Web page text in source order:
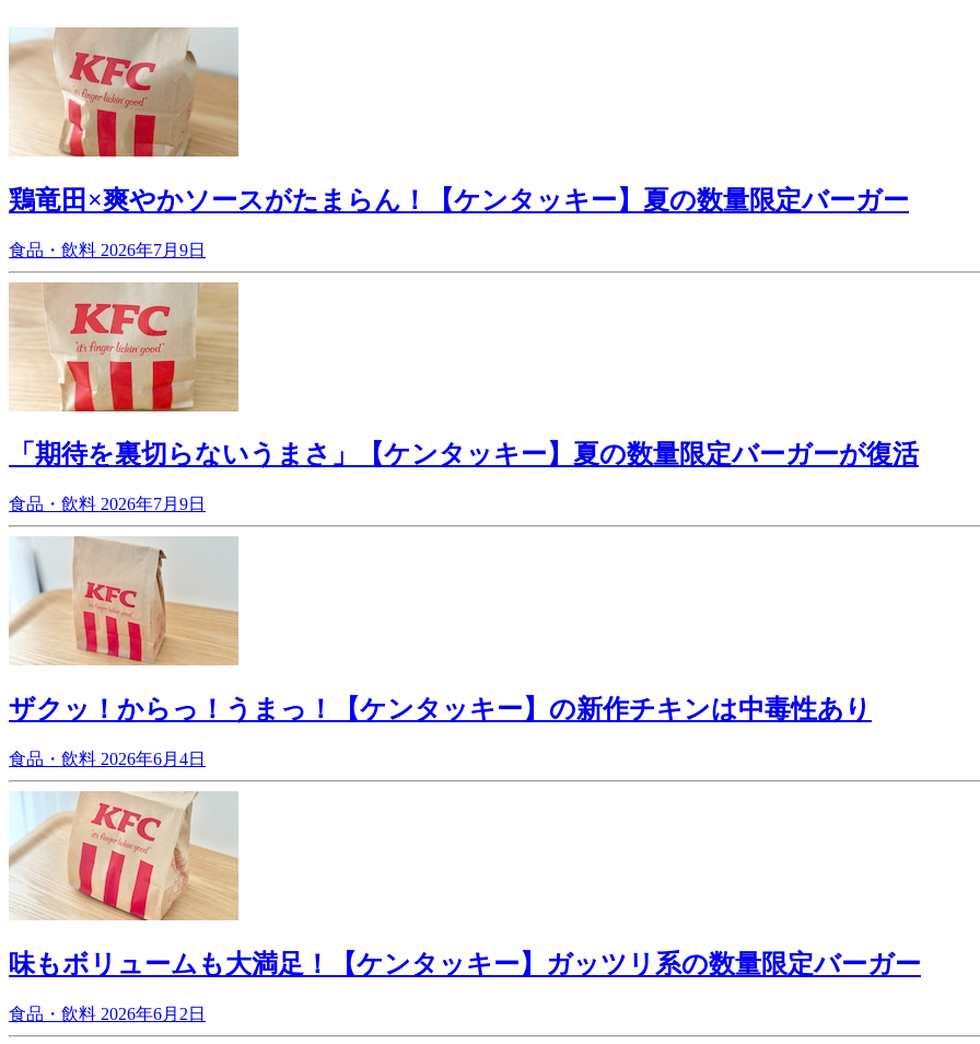
鶏竜田×爽やかソースがたまらん！【ケンタッキー】夏の数量限定バーガー
食品・飲料 2026年7月9日
「期待を裏切らないうまさ」【ケンタッキー】夏の数量限定バーガーが復活
食品・飲料 2026年7月9日
ザクッ！からっ！うまっ！【ケンタッキー】の新作チキンは中毒性あり
食品・飲料 2026年6月4日
味もボリュームも大満足！【ケンタッキー】ガッツリ系の数量限定バーガー
食品・飲料 2026年6月2日